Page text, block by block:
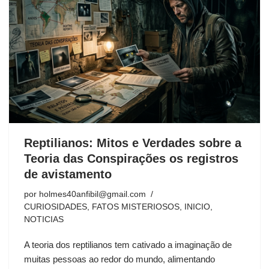
Reptilianos: Mitos e Verdades sobre a
Teoria das Conspirações os registros
de avistamento
por holmes40anfibil@gmail.com
CURIOSIDADES, FATOS MISTERIOSOS, INICIO,
NOTICIAS
A teoria dos reptilianos tem cativado a imaginação de
muitas pessoas ao redor do mundo, alimentando